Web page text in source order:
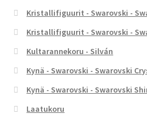
Kristallifiguurit - Swarovski -
Kristallifiguurit - Swarovski -
Kultarannekoru - Silván
Kynä - Swarovski - Swarovski
Kynä - Swarovski - Swarovski
Laatukoru